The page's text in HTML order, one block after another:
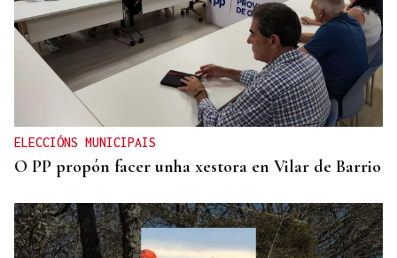
ELECCIÓNS MUNICIPAIS
O PP propón facer unha xestora en Vilar de Barrio